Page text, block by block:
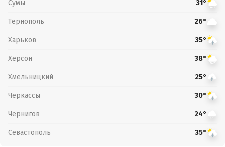
Сумы 31°
Тернополь 26°
Харьков 35°
Херсон 38°
Хмельницкий 25°
Черкассы 30°
Чернигов 24°
Севастополь 35°